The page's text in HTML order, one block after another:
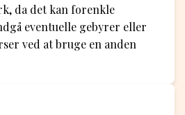
da det kan forenkle
eventuelle gebyrer eller
ved at bruge en anden